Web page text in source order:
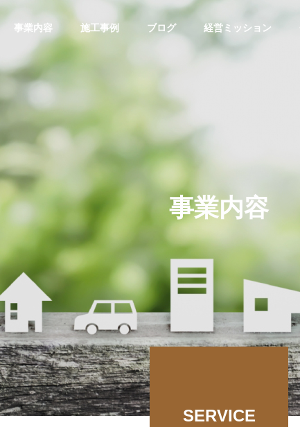
事業内容 施工事例 ブログ 経営ミッション
住宅事業 介護福祉事業
事業内容
SERVICE